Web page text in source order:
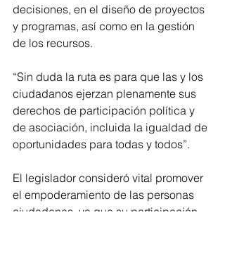
decisiones, en el diseño de proyectos
y programas, así como en la gestión
de los recursos.
“Sin duda la ruta es para que las y los
ciudadanos ejerzan plenamente sus
derechos de participación política y
de asociación, incluida la igualdad de
oportunidades para todas y todos”.
El legislador consideró vital promover
el empoderamiento de las personas
ciudadanas, ya que su participación